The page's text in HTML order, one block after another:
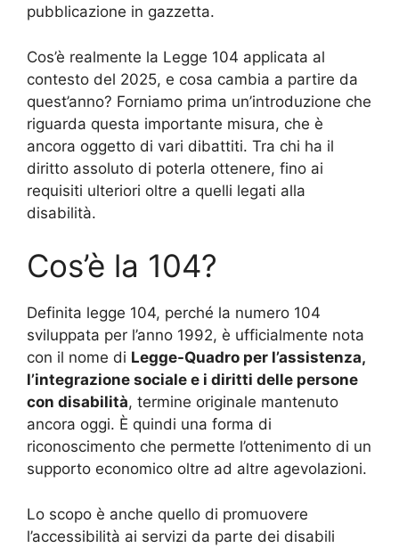
pubblicazione in gazzetta.
Cos’è realmente la Legge 104 applicata al
contesto del 2025, e cosa cambia a partire da
quest’anno? Forniamo prima un’introduzione che
riguarda questa importante misura, che è
ancora oggetto di vari dibattiti. Tra chi ha il
diritto assoluto di poterla ottenere, fino ai
requisiti ulteriori oltre a quelli legati alla
disabilità.
Cos’è la 104?
Definita legge 104, perché la numero 104
sviluppata per l’anno 1992, è ufficialmente nota
con il nome di Legge-Quadro per l’assistenza,
l’integrazione sociale e i diritti delle persone
con disabilità, termine originale mantenuto
ancora oggi. È quindi una forma di
riconoscimento che permette l’ottenimento di un
supporto economico oltre ad altre agevolazioni.
Lo scopo è anche quello di promuovere
l’accessibilità ai servizi da parte dei disabili